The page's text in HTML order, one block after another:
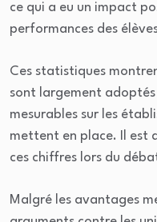
ce qui a eu un impact
performances des
Ces statistiques
sont largement
mesurables sur les
mettent en place. Il est
ces chiffres lors du
Malgré les avantages